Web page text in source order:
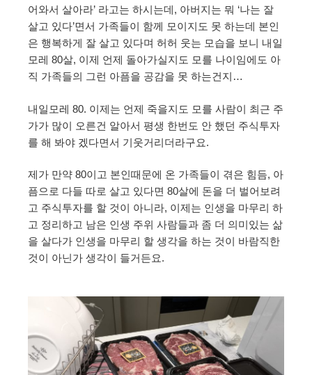
어와서 살아라’ 라고는 하시는데, 아버지는 뭐 ‘나는 잘
살고 있다’면서 가족들이 함께 모이지도 못 하는데 본인
은 행복하게 잘 살고 있다며 허허 웃는 모습을 보니 내일
모레 80살, 이제 언제 돌아가실지도 모를 나이임에도 아
직 가족들의 그런 아픔을 공감을 못 하는건지…
내일모레 80. 이제는 언제 죽을지도 모를 사람이 최근 주
가가 많이 오른건 알아서 평생 한번도 안 했던 주식투자
를 해 봐야 겠다면서 기웃거리더라구요.
제가 만약 80이고 본인때문에 온 가족들이 겪은 힘듬, 아
픔으로 다들 따로 살고 있다면 80살에 돈을 더 벌어보려
고 주식투자를 할 것이 아니라, 이제는 인생을 마무리 하
고 정리하고 남은 인생 주위 사람들과 좀 더 의미있는 삶
을 살다가 인생을 마무리 할 생각을 하는 것이 바람직한
것이 아닌가 생각이 들거든요.